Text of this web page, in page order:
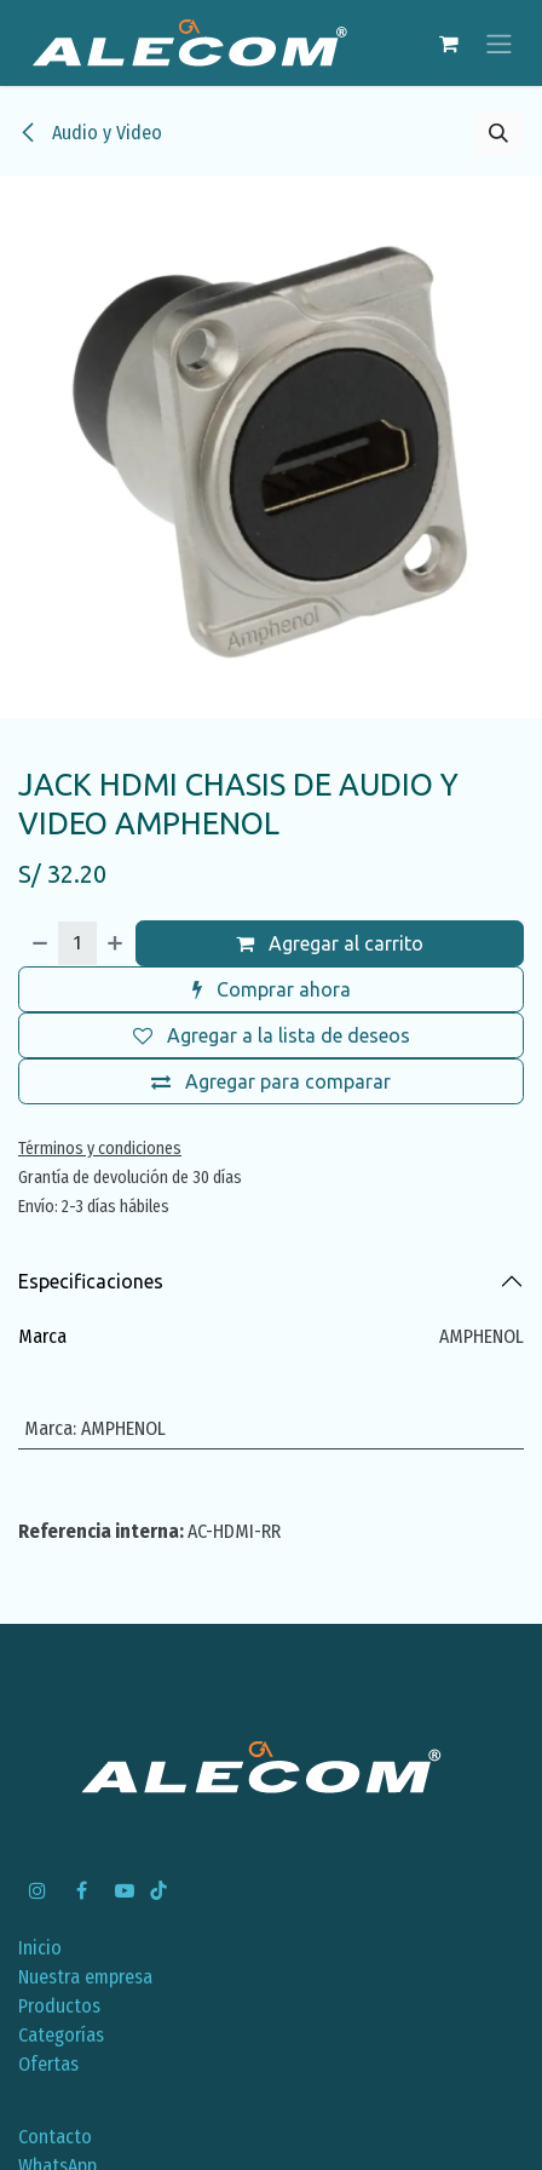
Audio y Video
JACK HDMI CHASIS DE AUDIO Y
VIDEO AMPHENOL
S/ 32.20
Agregar al carrito
Comprar ahora
Agregar para comparar
Agregar a la lista de deseos
Términos y condiciones
Grantía de devolución de 30 días
Envío: 2-3 días hábiles
Especificaciones
Marca AMPHENOL
Marca: AMPHENOL
Referencia interna:AC-HDMI-RR
Inicio
Nuestra empresa
Productos
Categorías
Ofertas
Contacto